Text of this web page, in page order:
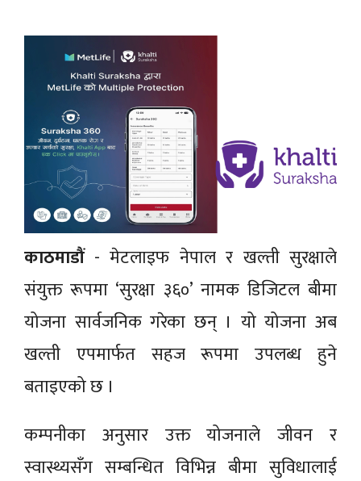
काठमाडौं - मेटलाइफ नेपाल र खल्ती सुरक्षाले
संयुक्त रूपमा ‘सुरक्षा ३६०’ नामक डिजिटल बीमा
योजना सार्वजनिक गरेका छन् । यो योजना अब
खल्ती एपमार्फत सहज रूपमा उपलब्ध हुने
बताइएको छ ।
कम्पनीका अनुसार उक्त योजनाले जीवन र
स्वास्थ्यसँग सम्बन्धित विभिन्न बीमा सुविधालाई